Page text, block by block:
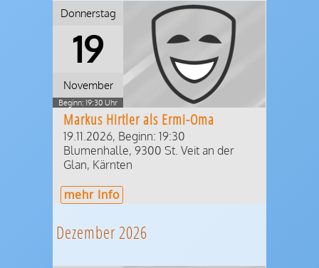
Donnerstag
19
November
Beginn: 19:30 Uhr
Markus Hirtler als Ermi-Oma
19.11.2026, Beginn: 19:30
Blumenhalle, 9300 St. Veit an der
Glan, Kärnten
mehr Info
Dezember 2026